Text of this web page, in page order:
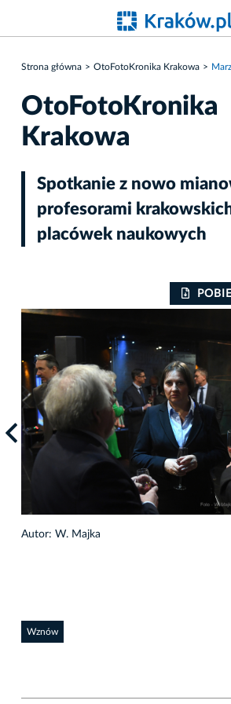
Strona główna OtoFotoKronika Krakowa
OtoFotoKronika
Krakowa
Spotkanie z nowo
profesorami
placówek naukowych
Autor: W. Majka
Wznów